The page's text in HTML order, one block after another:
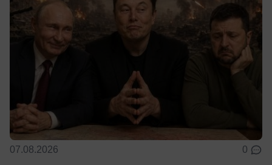
07.08.2026 0